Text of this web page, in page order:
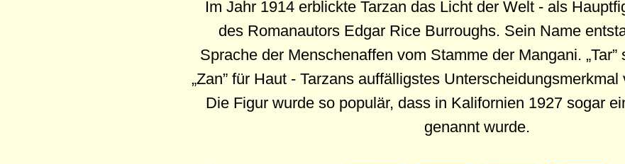
Im Jahr 1914 erblickte Tarzan das Licht der Welt - als
des Romanautors Edgar Rice Burroughs. Sein Name
Sprache der Menschenaffen vom Stamme der Mangani. „Tar”
„Zan” für Haut - Tarzans auffälligstes Unterscheidungsmerkmal
Die Figur wurde so populär, dass in Kalifornien 1927 sogar
genannt wurde.